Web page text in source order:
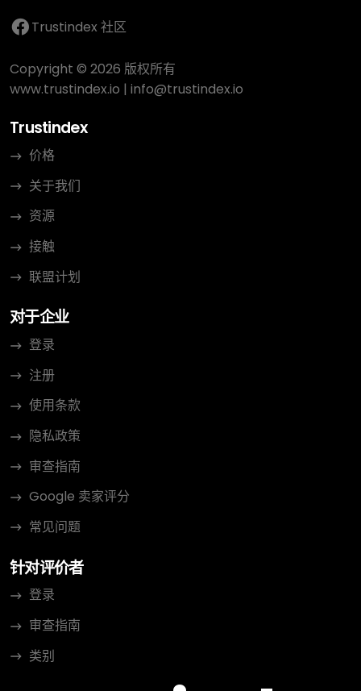
Trustindex 社区
Copyright © 2026 版权所有
www.trustindex.io | info@trustindex.io
Trustindex
价格
关于我们
资源
接触
联盟计划
对于企业
登录
注册
使用条款
隐私政策
审查指南
Google 卖家评分
常见问题
针对评价者
登录
审查指南
类别